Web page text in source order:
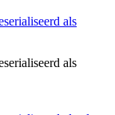
als
als